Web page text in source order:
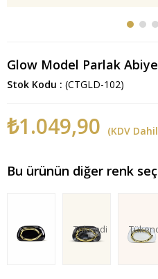
Glow Model Parlak
Stok Kodu (CTGLD-102)
₺1.049,90 (KDV
Bu ürünün diğer renk
Tükendi